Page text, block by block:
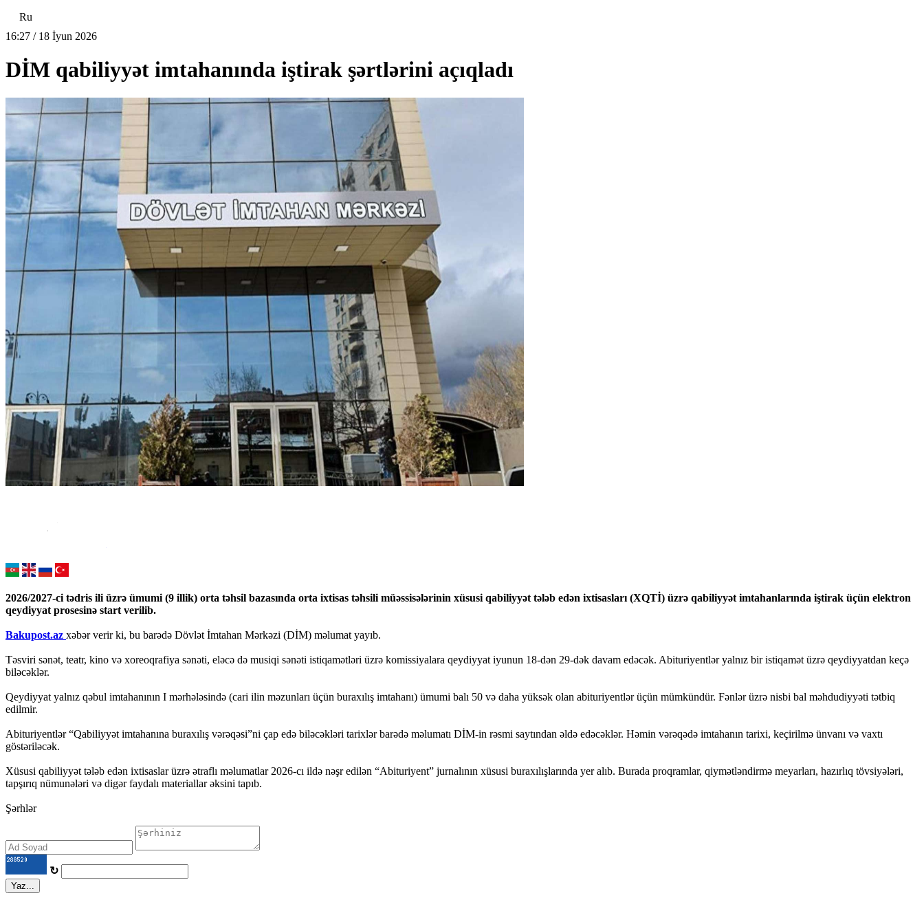
Ru
16:27 / 18 İyun 2026
DİM qabiliyyət imtahanında iştirak şərtlərini açıqladı
2026/2027-ci tədris ili üzrə ümumi (9 illik) orta təhsil bazasında orta ixtisas təhsili müəssisələrinin xüsusi qabiliyyət tələb edən ixtisasları (XQTİ) üzrə qabiliyyət imtahanlarında iştirak üçün elektron
qeydiyyat prosesinə start verilib.
Bakupost.az xəbər verir ki, bu barədə Dövlət İmtahan Mərkəzi (DİM) məlumat yayıb.
Təsviri sənət, teatr, kino və xoreoqrafiya sənəti, eləcə də musiqi sənəti istiqamətləri üzrə komissiyalara qeydiyyat iyunun 18-dən 29-dək davam edəcək. Abituriyentlər yalnız bir istiqamət üzrə qeydiyyatdan keçə
biləcəklər.
Qeydiyyat yalnız qəbul imtahanının I mərhələsində (cari ilin məzunları üçün buraxılış imtahanı) ümumi balı 50 və daha yüksək olan abituriyentlər üçün mümkündür. Fənlər üzrə nisbi bal məhdudiyyəti tətbiq
edilmir.
Abituriyentlər “Qabiliyyət imtahanına buraxılış vərəqəsi”ni çap edə biləcəkləri tarixlər barədə məlumatı DİM-in rəsmi saytından əldə edəcəklər. Həmin vərəqədə imtahanın tarixi, keçirilmə ünvanı və vaxtı
göstəriləcək.
Xüsusi qabiliyyət tələb edən ixtisaslar üzrə ətraflı məlumatlar 2026-cı ildə nəşr edilən “Abituriyent” jurnalının xüsusi buraxılışlarında yer alıb. Burada proqramlar, qiymətləndirmə meyarları, hazırlıq tövsiyələri,
tapşırıq nümunələri və digər faydalı materiallar əksini tapıb.
Şərhlər
↻
Yaz...